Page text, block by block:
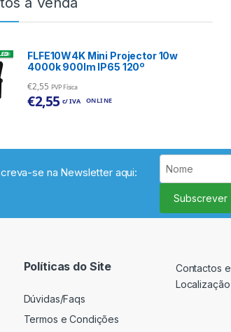
FLFE10W4K Mini Projector 10w
4000k 900lm IP65 120º
€2,55 PVP Física
€2,55 c/ IVA ONLINE
se na Newsletter aqui:
Subscrever
Políticas do Site
Dúvidas/Faqs
Termos e Condições
Contactos e
Localização